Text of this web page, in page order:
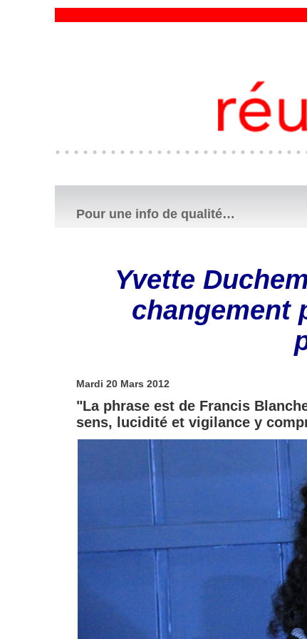
Pour une info de qualité…
Yvette
changement
Mardi 20 Mars 2012
"La phrase est de Francis
sens, lucidité et vigilance y